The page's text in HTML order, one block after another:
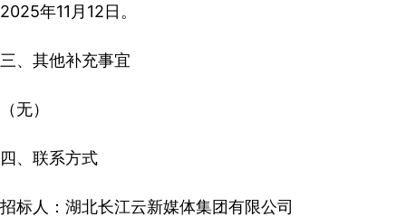
2025年11月12日。
三、其他补充事宜
（无）
四、联系方式
招标人：湖北长江云新媒体集团有限公司